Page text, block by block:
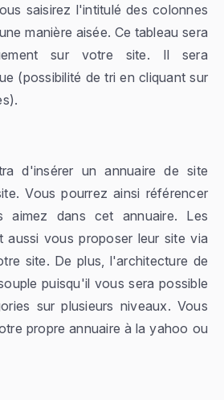
saisirez l'intitulé des colonnes
manière aisée. Ce tableau sera
sur votre site. Il sera
(possibilité de tri en cliquant sur
d'insérer un annuaire de site
Vous pourrez ainsi référencer
aimez dans cet annuaire. Les
aussi vous proposer leur site via
site. De plus, l'architecture de
puisqu'il vous sera possible
sur plusieurs niveaux. Vous
propre annuaire à la yahoo ou